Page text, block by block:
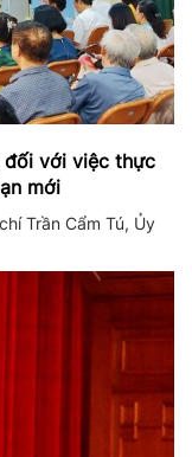
đối với việc thực
mới
Trần Cẩm Tú, Ủy